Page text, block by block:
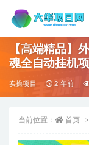
【高端精品】
魂全自动挂机
+使用教程】
实操项目 2 年前
当前位置： 首页